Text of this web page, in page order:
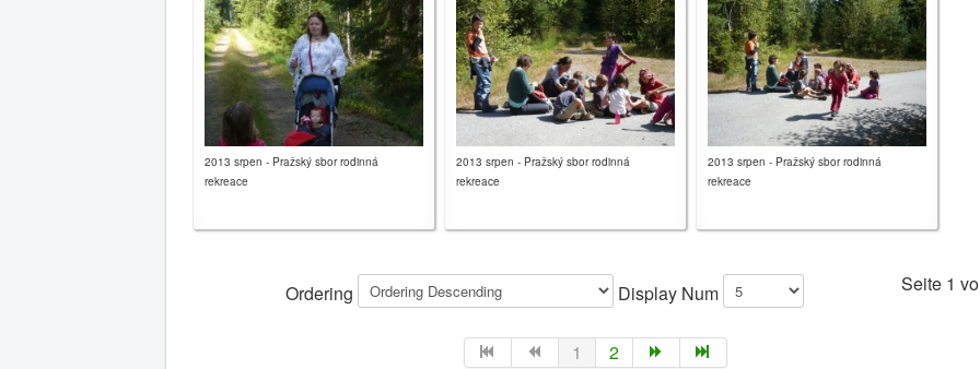
2013 srpen - Pražský sbor rodinná
rekreace
2013 srpen - Pražský sbor rodinná
rekreace
2013 srpen - Pražský sbor rodinná
rekreace
Ordering Display Num Seite 1
1 2